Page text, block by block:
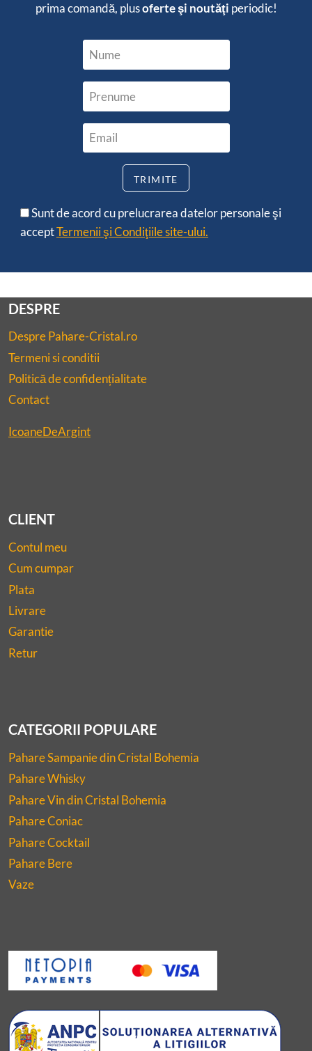
prima comandă, plusoferte şi noutăţi periodic!
Sunt de acord cu prelucrarea datelor personale şi
acceptTermenii şi Condiţiile site-ului.
DESPRE
Despre Pahare-Cristal.ro
Termeni si conditii
Politică de confidențialitate
Contact
IcoaneDeArgint
CLIENT
Contul meu
Cum cumpar
Plata
Livrare
Garantie
Retur
CATEGORII POPULARE
Pahare Sampanie din Cristal Bohemia
Pahare Whisky
Pahare Vin din Cristal Bohemia
Pahare Coniac
Pahare Cocktail
Pahare Bere
Vaze